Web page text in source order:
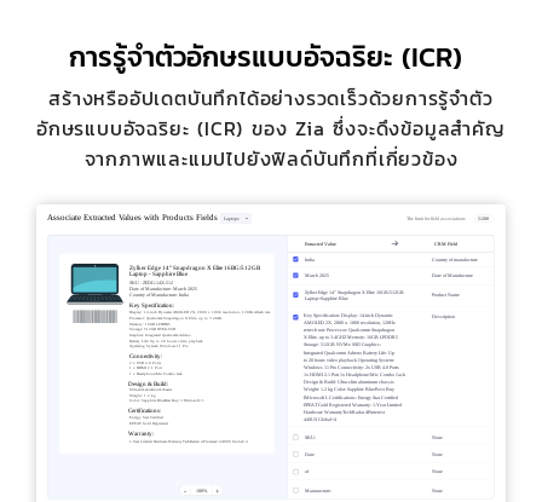
การรู้จำตัวอักษรแบบอัจฉริยะ (ICR)
สร้างหรืออัปเดตบันทึกได้อย่างรวดเร็วด้วยการรู้จำตัว
อักษรแบบอัจฉริยะ (ICR) ของ Zia ซึ่งจะดึงข้อมูลสำคัญ
จากภาพและแมปไปยังฟิลด์บันทึกที่เกี่ยวข้อง